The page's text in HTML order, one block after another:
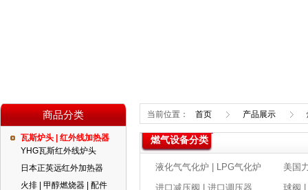
商品分类
瓦斯炉头 | 红外线加热器
YHG瓦斯红外线炉头
日本正英远红外加热器
火排 | 甲醇燃烧器 | 配件
当前位置： 首页 产品展示
燃气设备分类
液化气气化炉 | LPG气化炉
美国
进口减压阀 | 进口调压器
球阀